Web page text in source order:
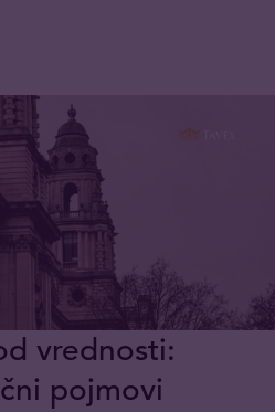
vrednosti:
pojmovi